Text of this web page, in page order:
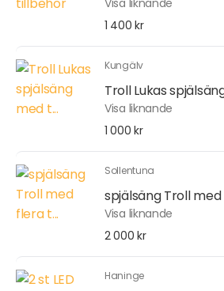
Visa liknande
1 400 kr
Kungälv
Troll Lukas
Visa liknande
1 000 kr
Sollentuna
spjälsäng Troll med
Visa liknande
2 000 kr
Haninge